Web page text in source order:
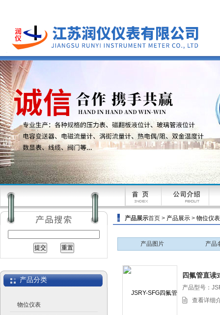
产品分类
物位仪表
产品展示首页 > 产品展示 > 物位仪表
产品图片 产品
四氟管直读
产品型号：
查看详细